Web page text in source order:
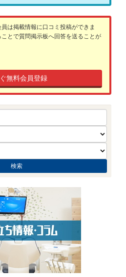
は掲載情報に口コミ投稿ができま
とで質問掲示板へ回答を送ることが
無料会員登録